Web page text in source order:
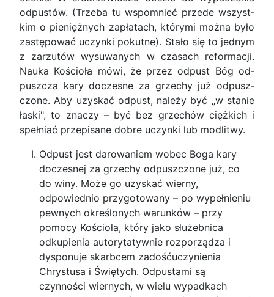
odpu­stów. (Trzeba tu wspomnieć przede wszyst­
kim o pie­niężnych zapła­tach, którymi można było
zastę­pować uczynki po­kutne). Stało się to jednym
z zarzutów wysuwanych w czasach refor­macji.
Nauka Kościoła mówi, że przez odpust Bóg od­
puszcza kary doczesne za grzechy już od­pusz­
czone. Aby uzyskać odpust, należy być „w stanie
łaski", to znaczy – być bez grzechów cięż­kich i
spełniać przepisane dobre uczynki lub mo­dlitwy.
Odpust jest darowaniem wobec Boga kary
doczesnej za grzechy odpuszczone już, co
do winy. Może go uzyskać wierny,
odpowiednio przy­gotowany – po wypełnieniu
pewnych określonych warunków – przy
pomocy Kościoła, który jako słu­żebnica
odkupienia autorytatywnie rozporządza i
dysponuje skarbcem zadośćuczynienia
Chrystusa i Świętych. Odpustami są
czynności wiernych, w wielu wypadkach